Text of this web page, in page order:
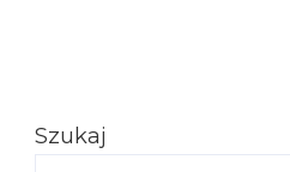
Szukaj